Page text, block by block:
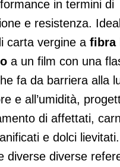
in termini di
e resistenza.
carta vergine a fibra
a un film con una
fa da barriera alla
e all’umidità,
di affettati,
e dolci
diverse diverse